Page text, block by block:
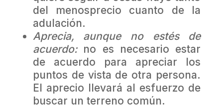
del menosprecio cuanto de la
adulación.
Aprecia, aunque no estés de
acuerdo: no es necesario estar
de acuerdo para apreciar los
puntos de vista de otra persona.
El aprecio llevará al esfuerzo de
buscar un terreno común.